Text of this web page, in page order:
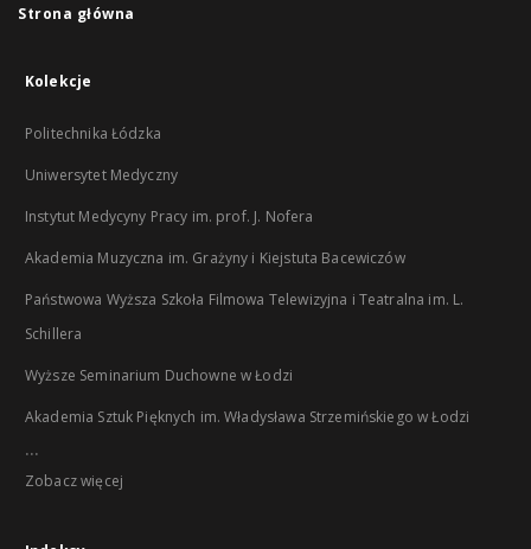
Strona główna
Kolekcje
Politechnika Łódzka
Uniwersytet Medyczny
Instytut Medycyny Pracy im. prof. J. Nofera
Akademia Muzyczna im. Grażyny i Kiejstuta Bacewiczów
Państwowa Wyższa Szkoła Filmowa Telewizyjna i Teatralna im. L.
Schillera
Wyższe Seminarium Duchowne w Łodzi
Akademia Sztuk Pięknych im. Władysława Strzemińskiego w Łodzi
...
Zobacz więcej